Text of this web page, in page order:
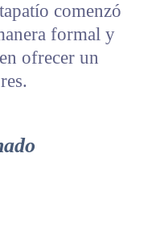
comenzó
formal y
ofrecer un